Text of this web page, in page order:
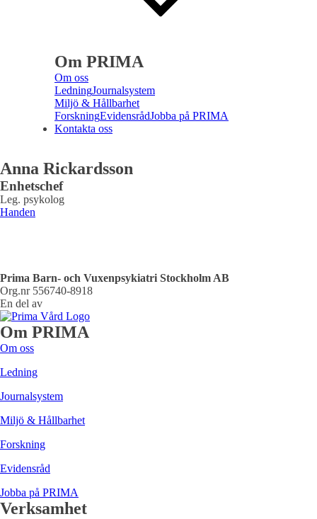
Om PRIMA
Om oss
LedningJournalsystem
Miljö & Hållbarhet
ForskningEvidensrådJobba på PRIMA
Kontakta oss
Anna Rickardsson
Enhetschef
Leg. psykolog
Handen
Prima Barn- och Vuxenpsykiatri Stockholm AB
Org.nr 556740-8918
En del av
Om PRIMA
Om oss
Ledning
Journalsystem
Miljö & Hållbarhet
Forskning
Evidensråd
Jobba på PRIMA
Verksamhet